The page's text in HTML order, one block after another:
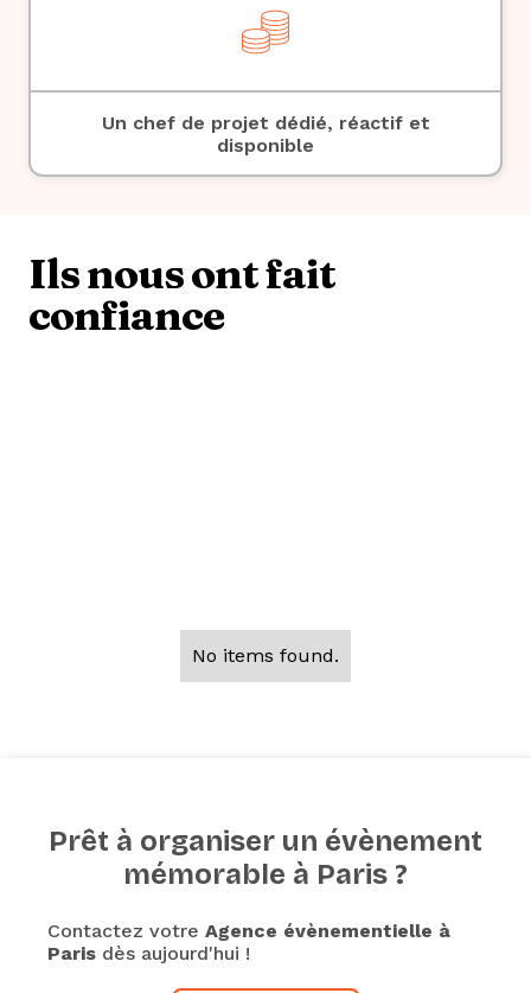
Un chef de projet dédié, réactif et
disponible
Ils nous ont fait
confiance
No items found.
Prêt à organiser un évènement
mémorable à Paris ?
Contactez votre Agence évènementielle à
Paris dès aujourd'hui !